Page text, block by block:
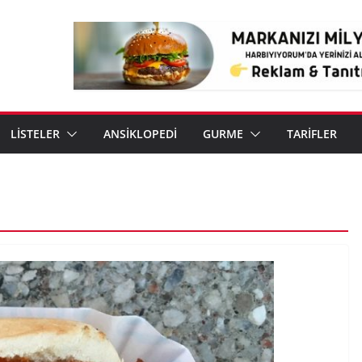
LİSTELER ANSİKLOPEDİ GURME TARİFLER